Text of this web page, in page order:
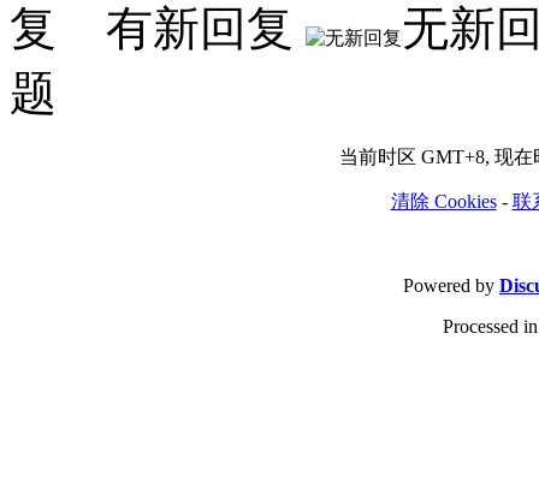
有新回复
无新
题
当前时区 GMT+8, 现在
清除 Cookies- 联
Powered by
Processed